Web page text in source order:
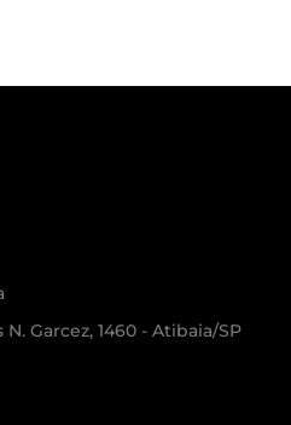
N. Garcez, 1460 - Atibaia/SP